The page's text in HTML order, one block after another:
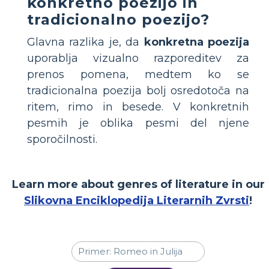
tradicionalno poezijo?
Glavna razlika je, da konkretna poezija
uporablja vizualno razporeditev za
prenos pomena, medtem ko se
tradicionalna poezija bolj osredotoča na
ritem, rimo in besede. V konkretnih
pesmih je oblika pesmi del njene
sporočilnosti.
Learn more about genres of literature in our
Slikovna Enciklopedija Literarnih Zvrsti!